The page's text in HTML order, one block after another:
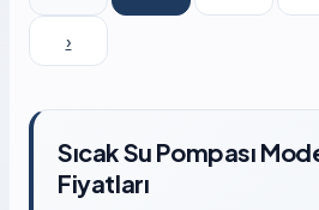
›
Sıcak Su Pompası
Fiyatları